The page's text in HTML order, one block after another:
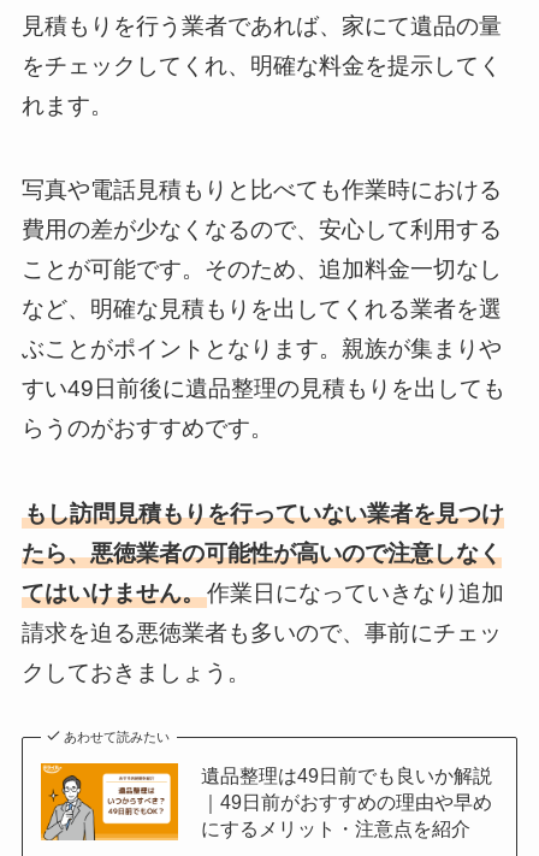
見積もりを行う業者であれば、家にて遺品の量
をチェックしてくれ、明確な料金を提示してく
れます。
写真や電話見積もりと比べても作業時における
費用の差が少なくなるので、安心して利用する
ことが可能です。そのため、追加料金一切なし
など、明確な見積もりを出してくれる業者を選
ぶことがポイントとなります。親族が集まりや
すい49日前後に遺品整理の見積もりを出しても
らうのがおすすめです。
もし訪問見積もりを行っていない業者を見つけ
たら、悪徳業者の可能性が高いので注意しなく
てはいけません。作業日になっていきなり追加
請求を迫る悪徳業者も多いので、事前にチェッ
クしておきましょう。
あわせて読みたい
遺品整理は49日前でも良いか解説
｜49日前がおすすめの理由や早め
にするメリット・注意点を紹介